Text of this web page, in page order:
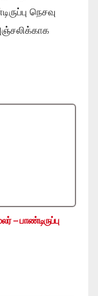
நெசவு
– பாண்டிருப்பு